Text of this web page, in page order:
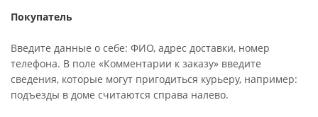
Покупатель
Введите данные о себе: ФИО, адрес доставки, номер
телефона. В поле «Комментарии к заказу» введите
сведения, которые могут пригодиться курьеру, например:
подъезды в доме считаются справа налево.